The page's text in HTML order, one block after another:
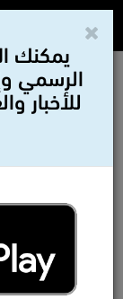
يمكنك
الرسمي
للأخبار